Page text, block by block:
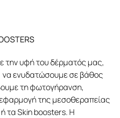
την υφή του δέρματός μας,
να ενυδατώσουμε σε βάθος
τη φωτογήρανση,
της μεσοθεραπείας
τα Skin boosters. Η